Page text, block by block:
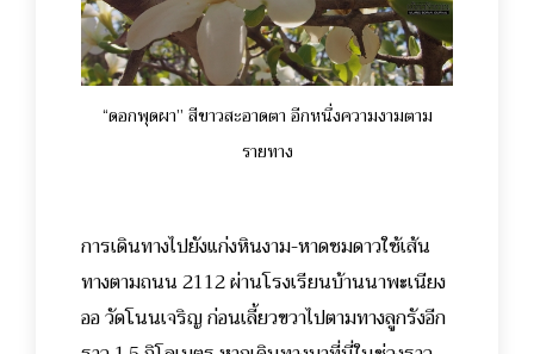
“ดอกพุดผา” สีขาวสะอาดตา อีกหนึ่งความงามตาม
รายทาง
การเดินทางไปยังแก่งหินงาม-หาดชมดาวใช้เส้น
ทางตามถนน 2112 ผ่านโรงเรียนบ้านนาพะเนียง
ออ วัดโนนเจริญ ก่อนเลี้ยวขวาไปตามทางลูกรังอีก